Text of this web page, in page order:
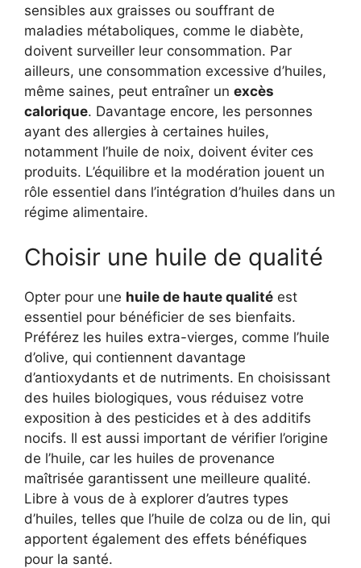
sensibles aux graisses ou souffrant de
maladies métaboliques, comme le diabète,
doivent surveiller leur consommation. Par
ailleurs, une consommation excessive d’huiles,
même saines, peut entraîner un excès
calorique. Davantage encore, les personnes
ayant des allergies à certaines huiles,
notamment l’huile de noix, doivent éviter ces
produits. L’équilibre et la modération jouent un
rôle essentiel dans l’intégration d’huiles dans un
régime alimentaire.
Choisir une huile de qualité
Opter pour une huile de haute qualité est
essentiel pour bénéficier de ses bienfaits.
Préférez les huiles extra-vierges, comme l’huile
d’olive, qui contiennent davantage
d’antioxydants et de nutriments. En choisissant
des huiles biologiques, vous réduisez votre
exposition à des pesticides et à des additifs
nocifs. Il est aussi important de vérifier l’origine
de l’huile, car les huiles de provenance
maîtrisée garantissent une meilleure qualité.
Libre à vous de à explorer d’autres types
d’huiles, telles que l’huile de colza ou de lin, qui
apportent également des effets bénéfiques
pour la santé.